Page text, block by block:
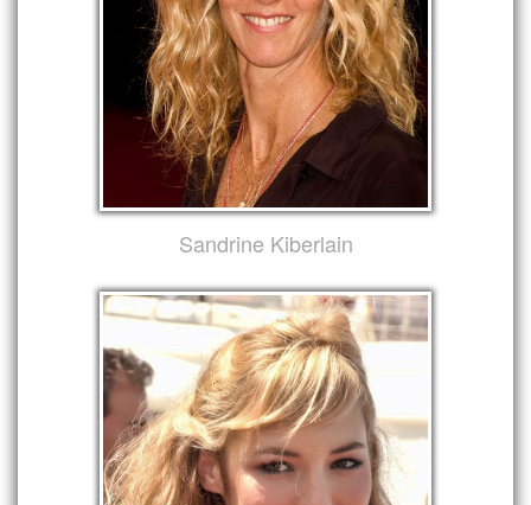
Sandrine Kiberlain